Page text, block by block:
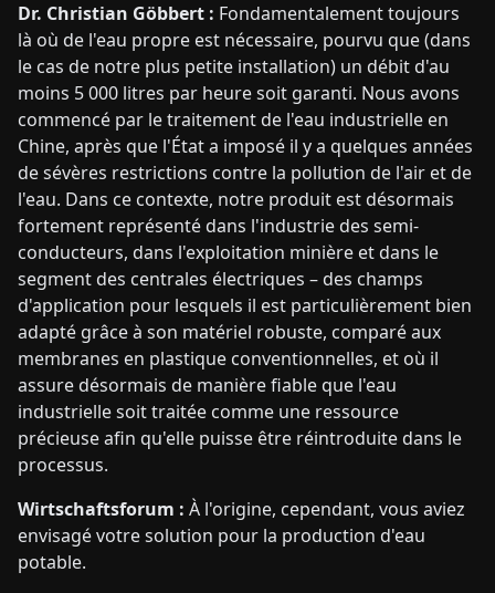
Dr. Christian Göbbert : Fondamentalement toujours
là où de l'eau propre est nécessaire, pourvu que (dans
le cas de notre plus petite installation) un débit d'au
moins 5 000 litres par heure soit garanti. Nous avons
commencé par le traitement de l'eau industrielle en
Chine, après que l'État a imposé il y a quelques années
de sévères restrictions contre la pollution de l'air et de
l'eau. Dans ce contexte, notre produit est désormais
fortement représenté dans l'industrie des semi-
conducteurs, dans l'exploitation minière et dans le
segment des centrales électriques – des champs
d'application pour lesquels il est particulièrement bien
adapté grâce à son matériel robuste, comparé aux
membranes en plastique conventionnelles, et où il
assure désormais de manière fiable que l'eau
industrielle soit traitée comme une ressource
précieuse afin qu'elle puisse être réintroduite dans le
processus.
Wirtschaftsforum : À l'origine, cependant, vous aviez
envisagé votre solution pour la production d'eau
potable.